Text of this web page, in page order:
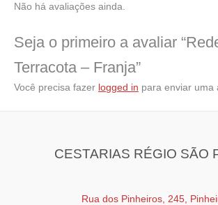
Não há avaliações ainda.
Seja o primeiro a avaliar
Terracota – Franja”
Você precisa fazer logged in para enviar uma
CESTARIAS RÉGIO SÃO
Rua dos Pinheiros, 245,